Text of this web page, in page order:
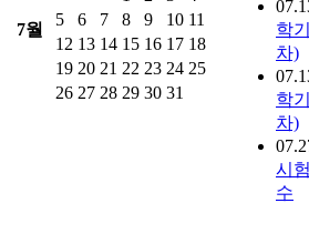
7월
5
6 7 8 9 10 11
12 13 14 15 16 17 18
19 20 21 22 23 24 25
26 27 28 29 30 31
학
차)
학
차)
시
수